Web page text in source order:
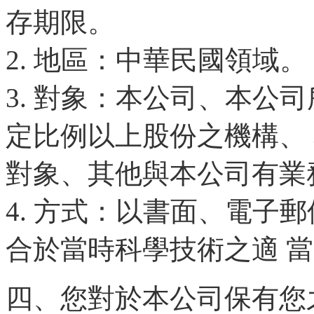
存期限。
2. 地區：中華民國領域。
3. 對象：本公司、本公
定比例以上股份之機構
對象、其他與本公司有
4. 方式：以書面、電子
合於當時科學技術之適
四、您對於本公司保有